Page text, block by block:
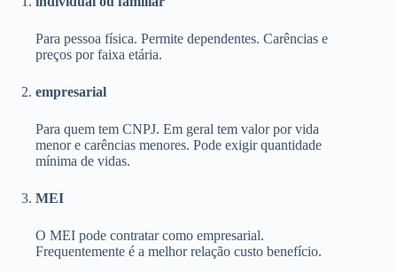
Para pessoa física. Permite dependentes. Carências e
preços por faixa etária.
empresarial
Para quem tem CNPJ. Em geral tem valor por vida
menor e carências menores. Pode exigir quantidade
mínima de vidas.
MEI
O MEI pode contratar como empresarial.
Frequentemente é a melhor relação custo benefício.